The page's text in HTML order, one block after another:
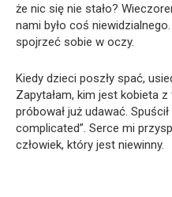
że nic się nie stało?
nami było coś
spojrzeć sobie w oczy.
Kiedy dzieci poszły spać,
Zapytałam, kim jest kobieta
próbował już udawać.
complicated”. Serce mi
człowiek, który jest niewinny.